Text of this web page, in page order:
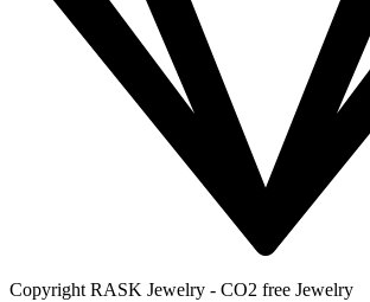
Copyright RASK Jewelry - CO2 free Jewelry